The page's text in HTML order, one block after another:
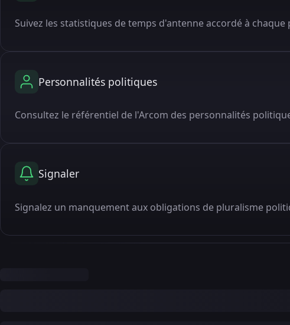
Suivez les statistiques de temps d'antenne accordé à
Personnalités politiques
Consultez le référentiel de l'Arcom des personnalités
Signaler
Signalez un manquement aux obligations de pluralisme